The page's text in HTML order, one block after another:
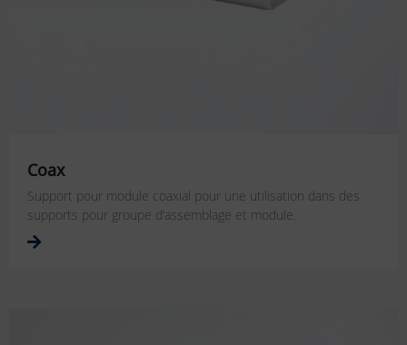
Coax
Support pour module coaxial pour une utilisation dans des
supports pour groupe d’assemblage et module.